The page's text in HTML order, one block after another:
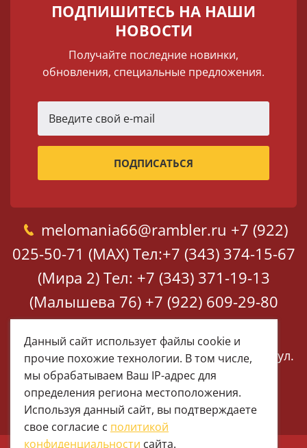
ПОДПИШИТЕСЬ НА НАШИ
НОВОСТИ
Получайте последние новинки,
обновления, специальные предложения.
melomania66@rambler.ru +7 (922)
025-50-71 (MAX) Тел:+7 (343) 374-15-67
(Мира 2) Тел: +7 (343) 371-19-13
(Малышева 76) +7 (922) 609-29-80
(MAX)
Екатеринбург, ул. Мира 2
Екатеринбург, ул.
Малышева 76
Данный сайт использует файлы cookie и
прочие похожие технологии. В том числе,
мы обрабатываем Ваш IP-адрес для
определения региона местоположения.
Используя данный сайт, вы подтверждаете
свое согласие с политикой
конфиденциальности сайта.